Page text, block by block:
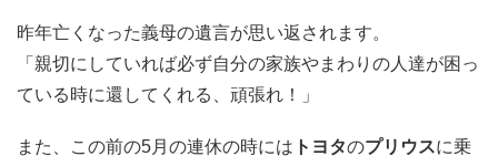
昨年亡くなった義母の遺言が思い返されます。
「親切にしていれば必ず自分の家族やまわりの人達が困っ
ている時に還してくれる、頑張れ！」
また、この前の5月の連休の時には トヨタのプリウスに乗